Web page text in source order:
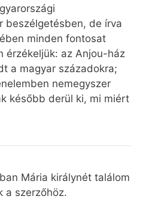
beszélgetésben, de írva
minden fontosat
érzékeljük: az Anjou-ház
a magyar századokra;
nemegyszer
később derül ki, mi miért
Mária királynét találom
a szerzőhöz.